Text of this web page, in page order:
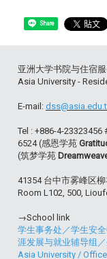
Share
亚洲大学书院与住宿
Asia University -
E-mail:
Tel : +886-4-
6524 (感恩学苑
(筑梦学苑
41354 台中市雾峰区
Room L102, 500,
→School link
学生事务处 ／学生安
涯发展与就业辅导组 ／
Asia University /